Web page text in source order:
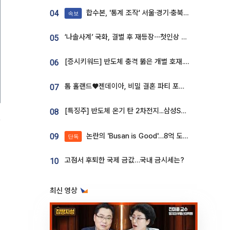
04 속보 합수본, '통계 조작' 서울·경기·충북 선관위 등 추가 압수수색
05 ‘나솔사계’ 국화, 결별 후 재등장⋯첫인상 투표 휩쓸고 ‘인기녀’ 등극
06 [증시키워드] 반도체 충격 뚫은 개별 호재...포스코퓨처엠·에코프로·한화솔루션 '눈길'
07 톰 홀랜드♥젠데이아, 비밀 결혼 파티 포착⋯호텔 대관비만 9억
08 [특징주] 반도체 온기 탄 2차전지...삼성SDI, 장 초반 7% 넘게 껑충
09 단독 논란의 'Busan is Good'…8억 도시브랜드, 용산 대통령실 CI 업체가 수행
10 고점서 후퇴한 국제 금값…국내 금시세는?
최신 영상